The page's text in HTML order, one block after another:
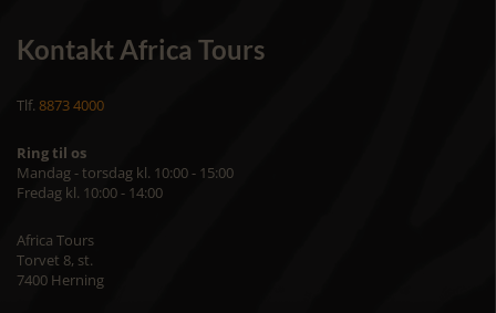
Kontakt Africa Tours
Tlf. 8873 4000
Ring til os
Mandag - torsdag kl. 10:00 - 15:00
Fredag kl. 10:00 - 14:00
Africa Tours
Torvet 8, st.
7400 Herning